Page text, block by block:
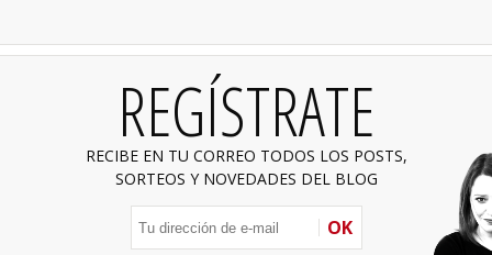
REGÍSTRATE
RECIBE EN TU CORREO TODOS LOS POSTS,
SORTEOS Y NOVEDADES DEL BLOG
OK